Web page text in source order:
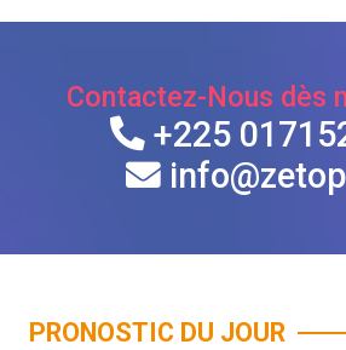
Contactez-Nous dès
+225
PRONOSTIC DU JOUR